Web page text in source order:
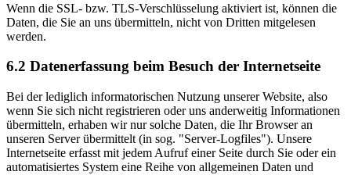
Wenn die SSL- bzw. TLS-Verschlüsselung aktiviert ist, können die
Daten, die Sie an uns übermitteln, nicht von Dritten mitgelesen
werden.
6.2 Datenerfassung beim Besuch der Internetseite
Bei der lediglich informatorischen Nutzung unserer Website, also
wenn Sie sich nicht registrieren oder uns anderweitig Informationen
übermitteln, erhaben wir nur solche Daten, die Ihr Browser an
unseren Server übermittelt (in sog. "Server-Logfiles"). Unsere
Internetseite erfasst mit jedem Aufruf einer Seite durch Sie oder ein
automatisiertes System eine Reihe von allgemeinen Daten und